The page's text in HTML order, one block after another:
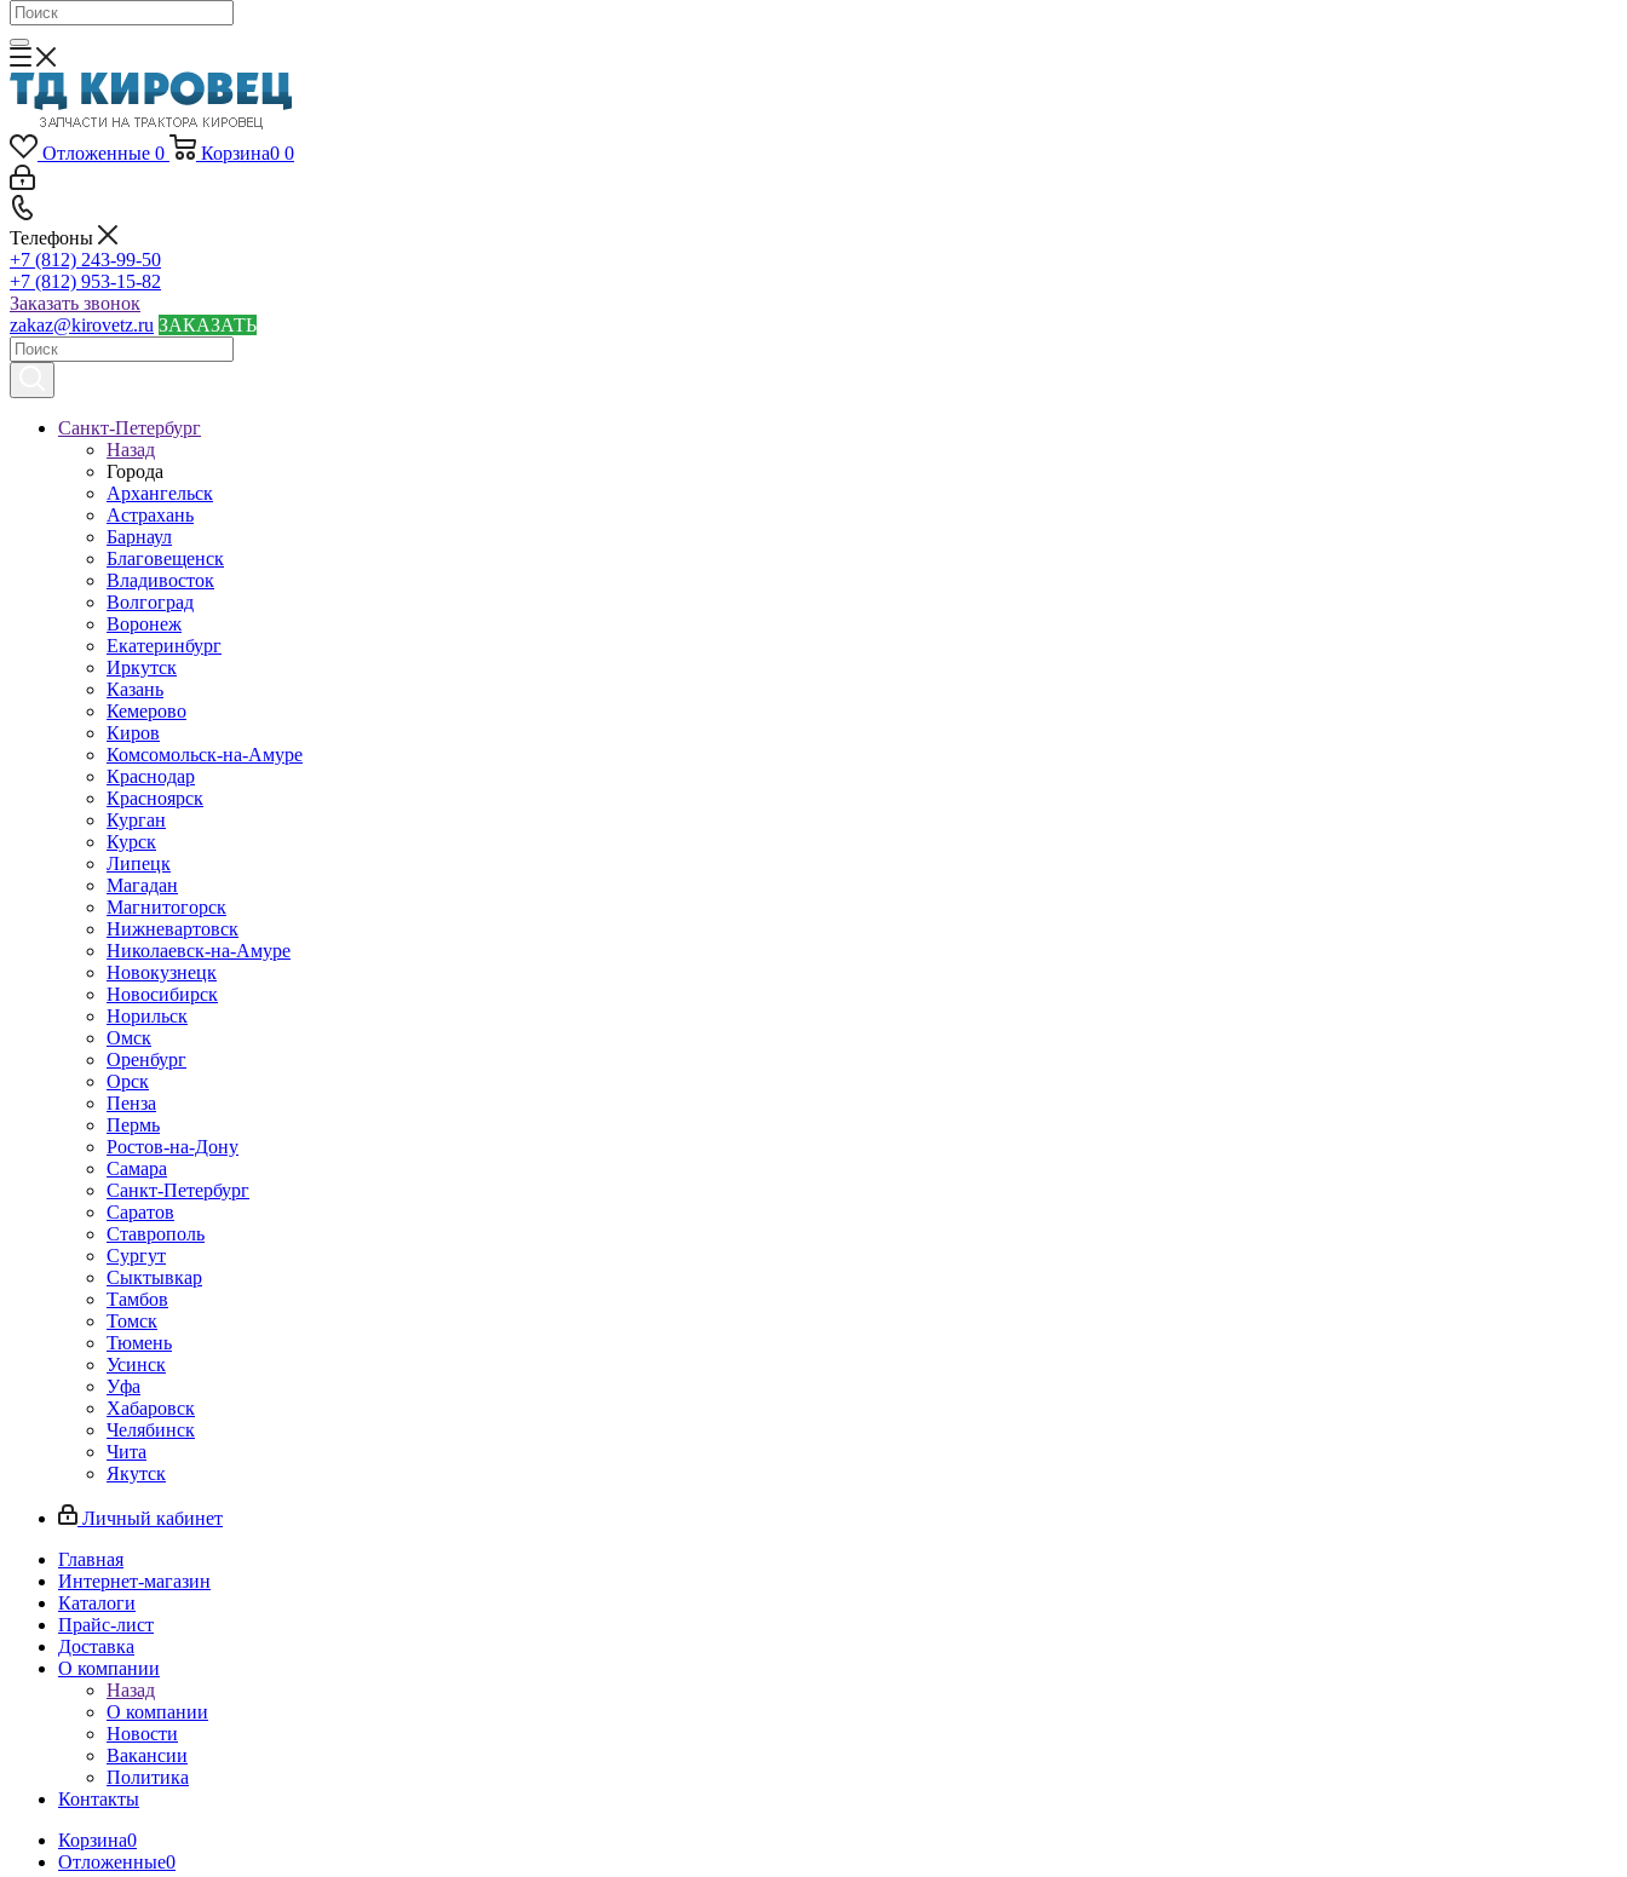
Отложенные 0 Корзина0 0
Телефоны
+7 (812) 243-99-50
+7 (812) 953-15-82
Заказать звонок
zakaz@kirovetz.ru ЗАКАЗАТЬ
Санкт-Петербург
Назад
Города
Архангельск
Астрахань
Барнаул
Благовещенск
Владивосток
Волгоград
Воронеж
Екатеринбург
Иркутск
Казань
Кемерово
Киров
Комсомольск-на-Амуре
Краснодар
Красноярск
Курган
Курск
Липецк
Магадан
Магнитогорск
Нижневартовск
Николаевск-на-Амуре
Новокузнецк
Новосибирск
Норильск
Омск
Оренбург
Орск
Пенза
Пермь
Ростов-на-Дону
Самара
Санкт-Петербург
Саратов
Ставрополь
Сургут
Сыктывкар
Тамбов
Томск
Тюмень
Усинск
Уфа
Хабаровск
Челябинск
Чита
Якутск
Личный кабинет
Главная
Интернет-магазин
Каталоги
Прайс-лист
Доставка
О компании
Назад
О компании
Новости
Вакансии
Политика
Контакты
Корзина0
Отложенные0